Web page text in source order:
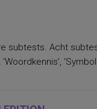
subtests. Acht